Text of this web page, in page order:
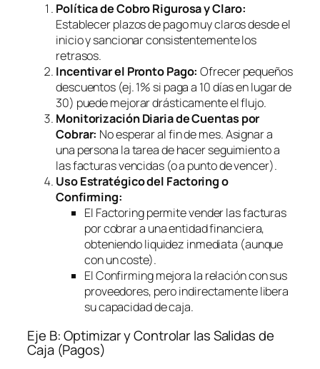
Política de Cobro Rigurosa y Claro:
Establecer plazos de pago muy claros desde el
inicio y sancionar consistentemente los
retrasos.
Incentivar el Pronto Pago: Ofrecer pequeños
descuentos (ej. 1% si paga a 10 días en lugar de
30) puede mejorar drásticamente el flujo.
Monitorización Diaria de Cuentas por
Cobrar: No esperar al fin de mes. Asignar a
una persona la tarea de hacer seguimiento a
las facturas vencidas (o a punto de vencer).
Uso Estratégico del Factoringo
Confirming:
El Factoringpermite vender las facturas
por cobrar a una entidad financiera,
obteniendo liquidez inmediata (aunque
con un coste).
ElConfirmingmejora la relación con sus
proveedores, pero indirectamente libera
su capacidad de caja.
Eje B: Optimizar y Controlar las Salidas de
Caja (Pagos)